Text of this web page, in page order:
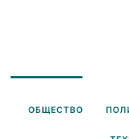
ОБЩЕСТВО